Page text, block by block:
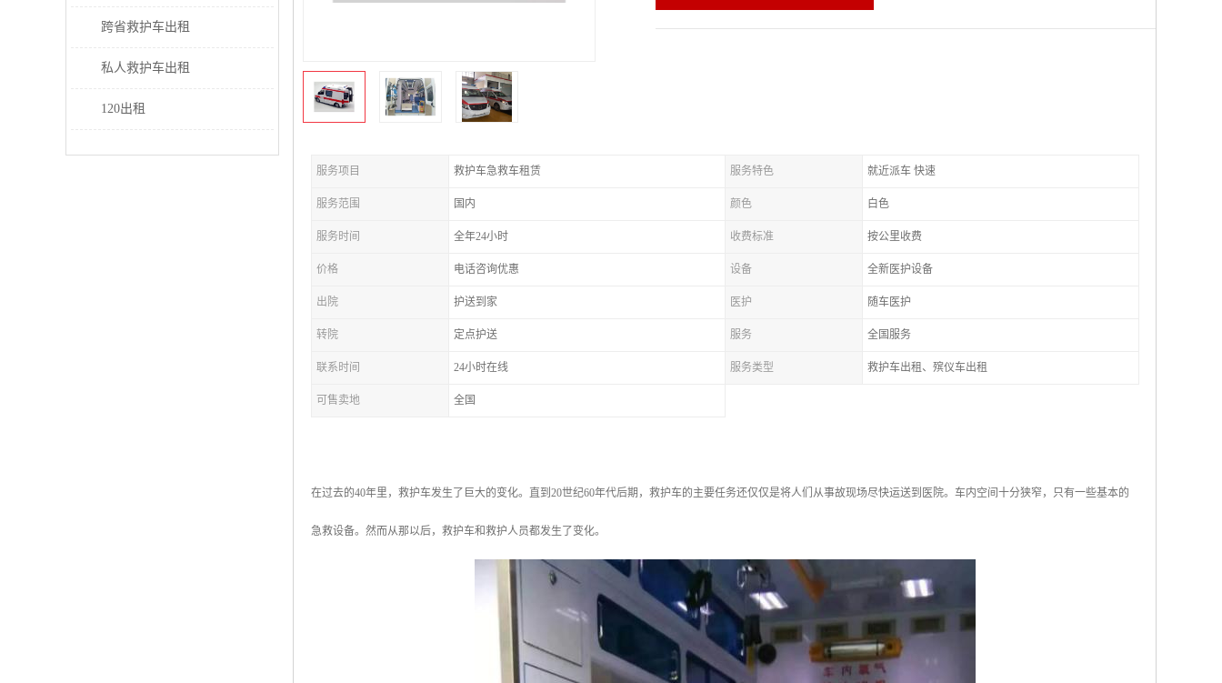
跨省救护车出租
私人救护车出租
120出租
服务项目 救护车急救车租赁 服务特色 就近派车 快速
服务范围 国内 颜色 白色
服务时间 全年24小时 收费标准 按公里收费
价格 电话咨询优惠 设备 全新医护设备
出院 护送到家 医护 随车医护
转院 定点护送 服务 全国服务
联系时间 24小时在线 服务类型 救护车出租、殡仪车出租
可售卖地 全国
在过去的40年里，救护车发生了巨大的变化。直到20世纪60年代后期，救护车的主要任务还仅仅是将人们从事故现场尽快运送到医院。车内空间十分狭窄，只有一些基本的
急救设备。然而从那以后，救护车和救护人员都发生了变化。